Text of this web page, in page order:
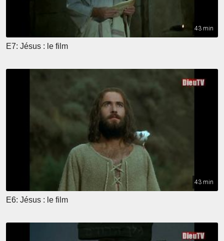
43 min
E7: Jésus : le film
43 min
E6: Jésus : le film